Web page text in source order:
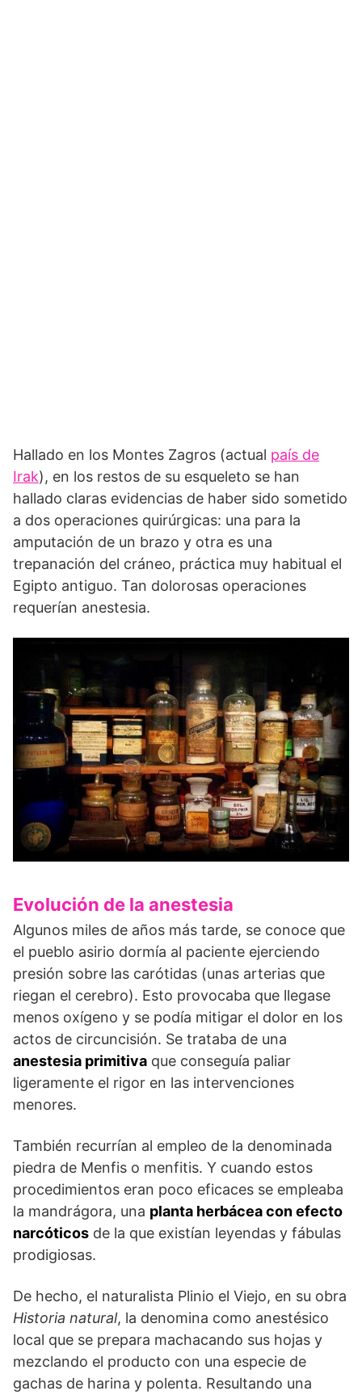
Hallado en los Montes Zagros (actual país de
Irak), en los restos de su esqueleto se han
hallado claras evidencias de haber sido sometido
a dos operaciones quirúrgicas: una para la
amputación de un brazo y otra es una
trepanación del cráneo, práctica muy habitual el
Egipto antiguo. Tan dolorosas operaciones
requerían anestesia.
Evolución de la anestesia
Algunos miles de años más tarde, se conoce que
el pueblo asirio dormía al paciente ejerciendo
presión sobre las carótidas (unas arterias que
riegan el cerebro). Esto provocaba que llegase
menos oxígeno y se podía mitigar el dolor en los
actos de circuncisión. Se trataba de una
anestesia primitiva que conseguía paliar
ligeramente el rigor en las intervenciones
menores.
También recurrían al empleo de la denominada
piedra de Menfis o menfitis. Y cuando estos
procedimientos eran poco eficaces se empleaba
la mandrágora, una planta herbácea con efecto
narcóticos de la que existían leyendas y fábulas
prodigiosas.
De hecho, el naturalista Plinio el Viejo, en su obra
Historia natural, la denomina como anestésico
local que se prepara machacando sus hojas y
mezclando el producto con una especie de
gachas de harina y polenta. Resultando una